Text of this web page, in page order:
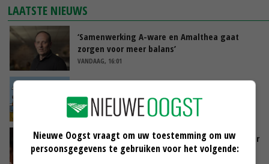
LAATSTE NIEUWS
‘Samenwerking A-ware en Amalthea gaat
zorgen voor meer balans’
VANDAAG, 16:01
groot: Nederland in Europese top
VANDAAG, 15:33
Vlaamse varkensstapel krimpt, pluimveesector
groeit door schaalvergroting
Nieuwe Oogst vraagt om uw toestemming om uw
persoonsgegevens te gebruiken voor het volgende: